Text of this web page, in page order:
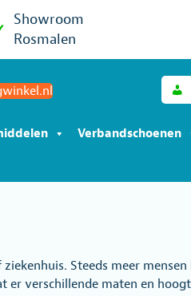
Showroom
Rosmalen
Verbandschoenen
Steeds meer mensen
verschillende maten en